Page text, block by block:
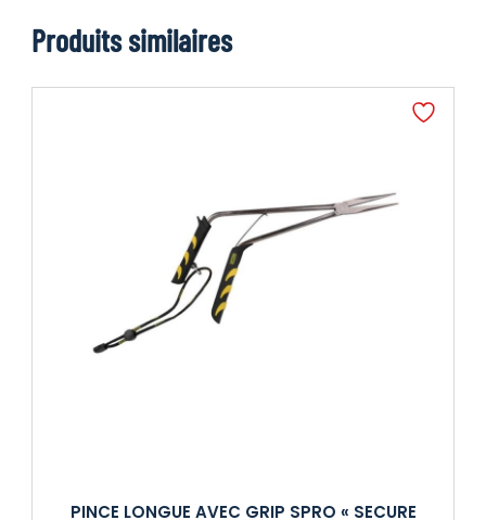
Produits similaires
PINCE LONGUE AVEC GRIP SPRO « SECURE